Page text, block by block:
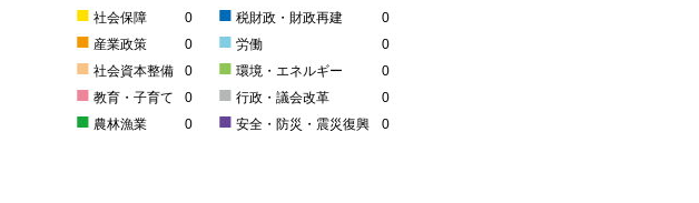
■ 社会保障 0 ■ 税財政・財政再建 0
■ 産業政策 0 ■ 労働 0
■ 社会資本整備 0 ■ 環境・エネルギー 0
■ 教育・子育て 0 ■ 行政・議会改革 0
■ 農林漁業 0 ■ 安全・防災・震災復興 0